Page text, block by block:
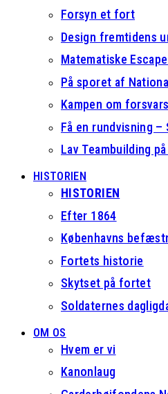
Forsyn et fort
Design fremtidens
Matematiske
På sporet af
Kampen om
Få en rundvisning –
Lav Teambuilding
HISTORIEN
HISTORIEN
Efter 1864
Københavns
Fortets historie
Skytset på fortet
Soldaternes
OM OS
Hvem er vi
Kanonlaug